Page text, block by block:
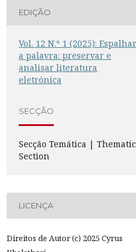
EDIÇÃO
Vol. 12 N.º 1 (2025):
a palavra: preservar e
analisar literatura
eletrónica
SECÇÃO
Secção Temática | Thematic
Section
LICENÇA
Direitos de Autor (c) 2025 Cyrus